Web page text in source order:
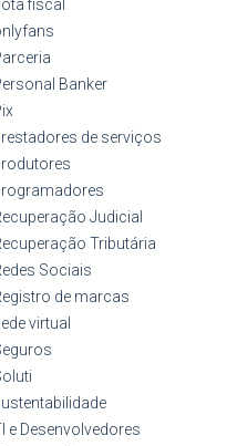
fiscal
Banker
de serviços
Judicial
Tributária
Sociais
de marcas
virtual
e Desenvolvedores